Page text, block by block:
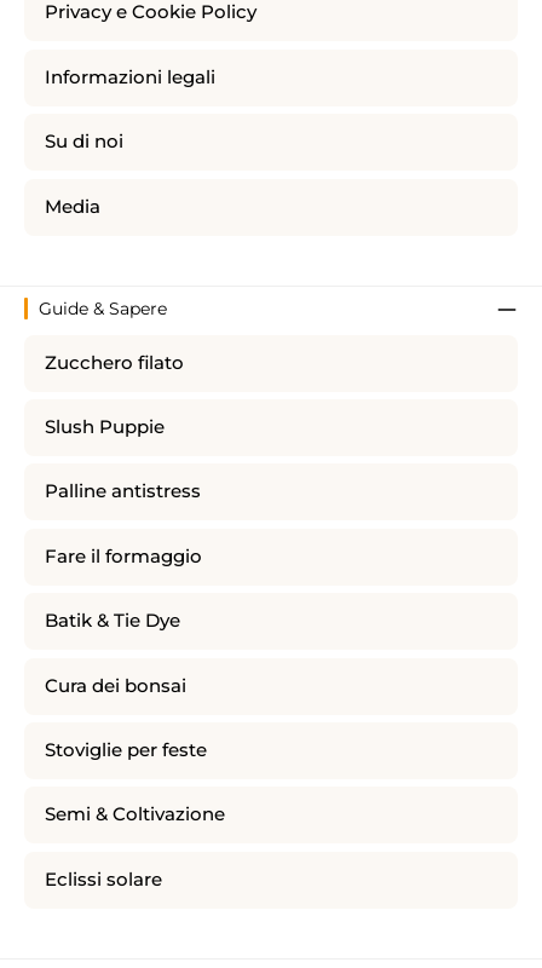
Privacy e Cookie Policy
Informazioni legali
Su di noi
Media
Guide & Sapere
Zucchero filato
Slush Puppie
Palline antistress
Fare il formaggio
Batik & Tie Dye
Cura dei bonsai
Stoviglie per feste
Semi & Coltivazione
Eclissi solare